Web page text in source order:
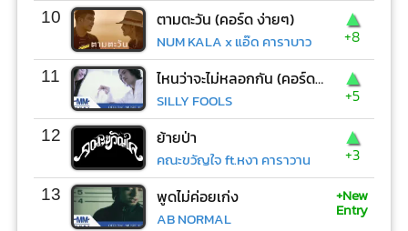
10 ตามตะวัน (คอร์ด ง่ายๆ)
NUM KALA x แอ๊ด คาราบาว
▲
+8
11 ไหนว่าจะไม่หลอกกัน (คอร์ด ง่ายๆ)
SILLY FOOLS
▲
+5
12 ย้ายป่า
คณะขวัญใจ ft.หงา คาราวาน
▲
+3
13 พูดไม่ค่อยเก่ง
AB NORMAL
+New
Entry